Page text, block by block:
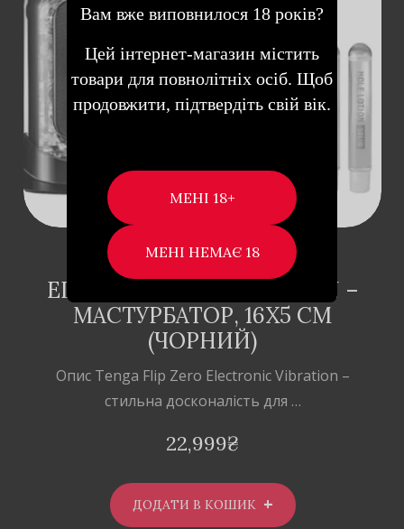
ДОДАТИ В
КОШИК
TENGA FLIP ZERO EVR
ELECTRONIC VIBROTATION –
МАСТУРБАТОР, 16Х5 СМ
(ЧОРНИЙ)
Опис Tenga Flip Zero Electronic Vibration –
стильна досконалість для …
22,999₴
ДОДАТИ В КОШИК
Вам вже виповнилося 18 років?
Цей інтернет-магазин містить
товари для повнолітніх осіб. Щоб
продовжити, підтвердіть свій вік.